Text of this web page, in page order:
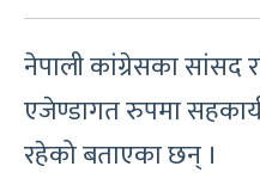
नेपाली कांग्रेसका सांसद
एजेण्डागत रुपमा सहकार्य
रहेको बताएका छन् ।